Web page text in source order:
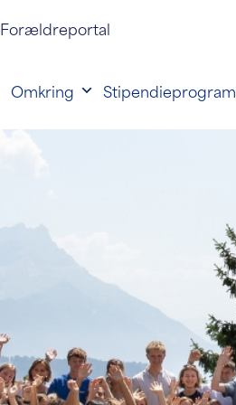
til forældreportal
Forældreportal
Omkring Stipendieprogram